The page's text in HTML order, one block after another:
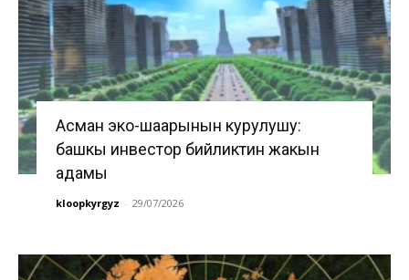
Асман эко-шаарынын курулушу:
башкы инвестор бийликтин жакын
адамы
kloopkyrgyz - 29/07/2026